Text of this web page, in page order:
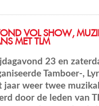
VOL SHOW,
MET TLM
23 en
Tamboer-,
jaar weer twee
door de leden van